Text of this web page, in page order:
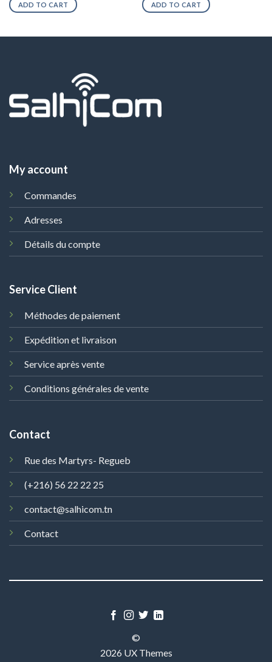
ADD TO CART ADD TO CART
My account
Commandes
Adresses
Détails du compte
Service Client
Méthodes de paiement
Expédition et livraison
Service après vente
Conditions générales de vente
Contact
Rue des Martyrs- Regueb
(+216) 56 22 22 25
contact@salhicom.tn
Contact
©
2026 UX Themes